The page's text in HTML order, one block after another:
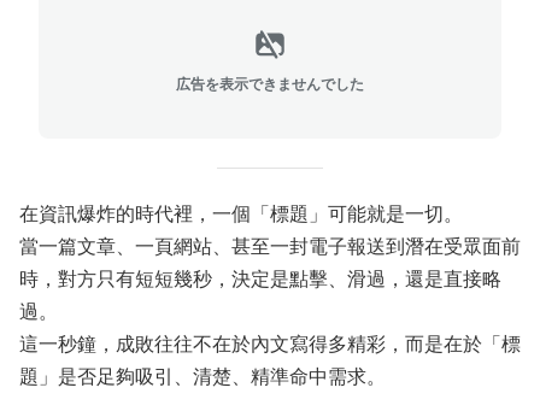
広告を表示できませんでした
在資訊爆炸的時代裡，一個「標題」可能就是一切。
當一篇文章、一頁網站、甚至一封電子報送到潛在受眾面前
時，對方只有短短幾秒，決定是點擊、滑過，還是直接略
過。
這一秒鐘，成敗往往不在於內文寫得多精彩，而是在於「標
題」是否足夠吸引、清楚、精準命中需求。